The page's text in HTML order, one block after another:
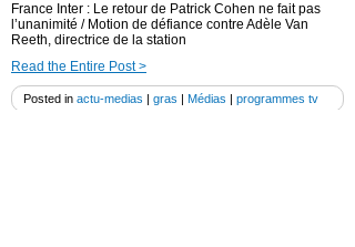
France Inter : Le retour de Patrick Cohen ne fait pas
l’unanimité / Motion de défiance contre Adèle Van
Reeth, directrice de la station
Read the Entire Post >
Posted in actu-medias | gras | Médias | programmes tv